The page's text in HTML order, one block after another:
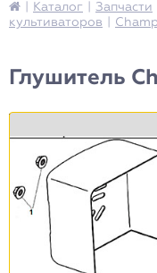
Каталог Запчасти
культиваторов
Глушитель